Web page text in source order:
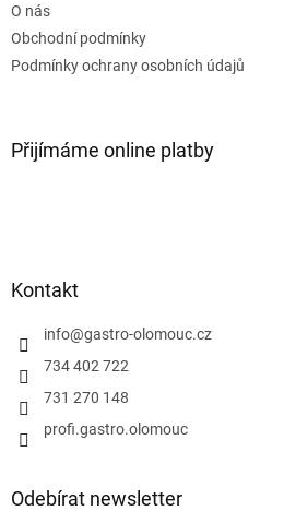
O nás
Obchodní podmínky
Podmínky ochrany osobních údajů
Přijímáme online platby
Kontakt
info@gastro-olomouc.cz
734 402 722
731 270 148
profi.gastro.olomouc
Odebírat newsletter